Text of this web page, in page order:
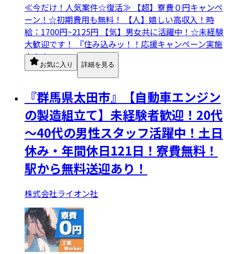
≪今だけ！人気案件☆復活≫ 【超】寮費０円キャンペ
ーン！☆初期費用も無料！ 【人】嬉しい高収入！時
給：1700円~2125円 【気】男女共に活躍中！☆未経験
大歓迎です！ 『住み込みッ！！応援キャンペーン実施
中！！』
お気に入り 詳細を見る
『群馬県太田市』【自動車エンジン
の製造組立て】未経験者歓迎！20代
～40代の男性スタッフ活躍中！土日
休み・年間休日121日！寮費無料！
駅から無料送迎あり！
株式会社ライオン社